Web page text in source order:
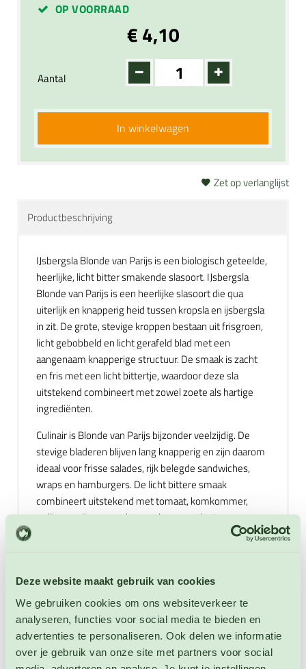
Deze website maakt gebruik van cookies
We gebruiken cookies om ons websiteverkeer te
analyseren, functies voor social media te bieden en
advertenties te personaliseren. Ook delen we informatie
over je gebruik van onze site met partners voor social
OP VOORRAAD
€ 4,10
Aantal
In winkelwagen
Zet op verlanglijst
Productbeschrijving
IJsbergsla Blonde van Parijs is een biologisch geteelde,
heerlijke, licht bitter smakende slasoort. IJsbergsla
Blonde van Parijs is een heerlijke slasoort die qua
uiterlijk en knapperig heid tussen kropsla en ijsbergsla
in zit. De grote, stevige kroppen bestaan uit frisgroen,
licht gebobbeld en licht gerafeld blad met een
aangenaam knapperige structuur. De smaak is zacht
en fris met een licht bittertje, waardoor deze sla
uitstekend combineert met zowel zoete als hartige
ingrediënten.
Culinair is Blonde van Parijs bijzonder veelzijdig. De
stevige bladeren blijven lang knapperig en zijn daarom
ideaal voor frisse salades, rijk belegde sandwiches,
wraps en hamburgers. De licht bittere smaak
combineert uitstekend met tomaat, komkommer,
radijs, paprika, avocado, appel, peer, walnoten,
pijnboompitten en kazen zoals feta, geitenkaas en
van de weinige slasoorten die zich goed laat
verwarmen. De bladeren kunnen kort worden gewokt,
gestoomd, gegrild of enkele minuten worden gekookt,
waardoor ze een zachte structuur krijgen terwijl de
frisse smaak behouden blijft. Ook is deze sla
uitstekend te verwerken in roerbakgerechten, hartige